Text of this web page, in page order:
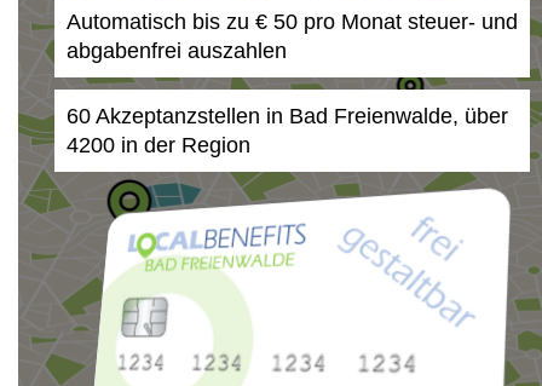
Automatisch bis zu € 50 pro Monat steuer- und
abgabenfrei auszahlen
60 Akzeptanzstellen in Bad Freienwalde, über
4200 in der Region